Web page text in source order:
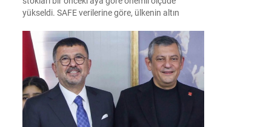
yükseldi. SAFE verilerine göre, ülkenin altın
göstererek 76.080.000 ons seviyesine ulaştı. Bu
artış, Çin’in aylık alımlarında yıl içinde dikkat
çeken bir yükselişi temsil ediyor. Temmuz...